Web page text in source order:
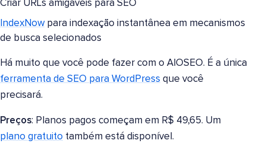
Criar URLs amigáveis para SEO
IndexNowpara indexação instantânea em mecanismos
de busca selecionados
Há muito que você pode fazer com o AIOSEO. É a única
ferramenta de SEO para WordPress que você
precisará.
Preços: Planos pagos começam em R$ 49,65. Um
plano gratuito também está disponível.